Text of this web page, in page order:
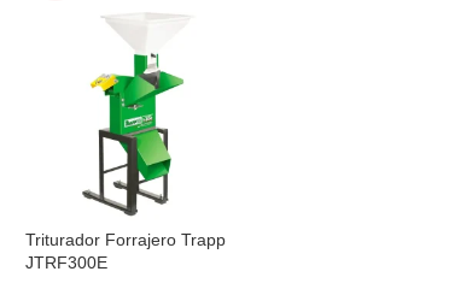
Triturador Forrajero Trapp
JTRF300E